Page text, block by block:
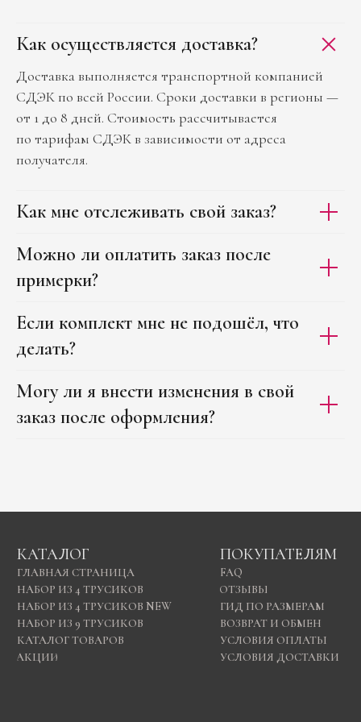
Как осуществляется доставка?
Доставка выполняется транспортной компанией
СДЭК по всей России. Сроки доставки в регионы —
от 1 до 8 дней. Стоимость рассчитывается
по тарифам СДЭК в зависимости от адреса
получателя.
Как мне отслеживать свой заказ?
Можно ли оплатить заказ после
примерки?
Если комплект мне не подошёл, что
делать?
Могу ли я внести изменения в свой
заказ после оформления?